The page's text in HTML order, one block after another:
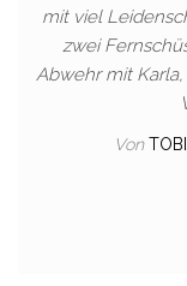
mit viel
zwei
Abwehr mit
Von